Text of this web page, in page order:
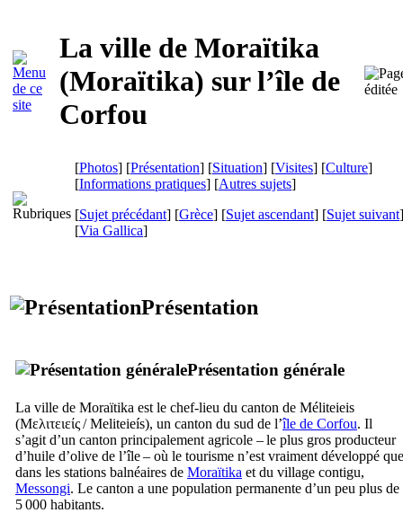
La ville de Moraïtika
(Moraïtika) sur l’île de
Corfou
[Photos] [Présentation] [Situation] [Visites] [Culture]
[Informations pratiques] [Autres sujets]
[Sujet précédant] [Grèce] [Sujet ascendant] [Sujet suivant]
[Via Gallica]
Présentation
Présentation générale
La ville de Moraïtika est le chef-lieu du canton de Méliteieis
(Μελιτειείς/Meliteieís), un canton du sud de l’île de Corfou. Il
s’agit d’un canton principalement agricole – le plus gros producteur
d’huile d’olive de l’île – où le tourisme n’est vraiment développé que
dans les stations balnéaires de Moraïtika et du village contigu,
Messongi. Le canton a une population permanente d’un peu plus de
5 000 habitants.